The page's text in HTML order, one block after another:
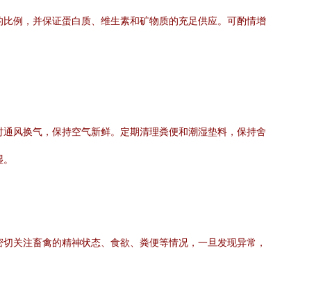
例，并保证蛋白质、维生素和矿物质的充足供应。可酌情增
风换气，保持空气新鲜。定期清理粪便和潮湿垫料，保持舍
关注畜禽的精神状态、食欲、粪便等情况，一旦发现异常，